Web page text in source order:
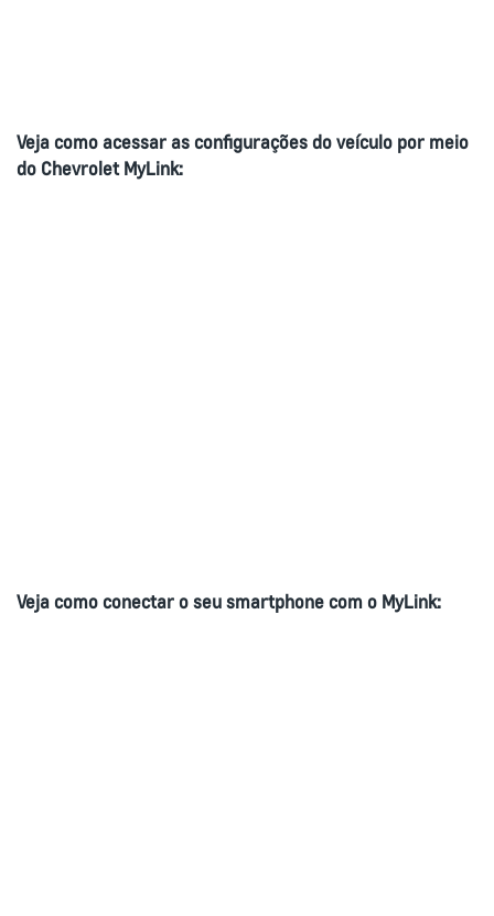
Veja como acessar asconfiguraçõesdo veículo por meio
do Chevrolet MyLink:
Veja como conectar oseusmartphone com o MyLink: